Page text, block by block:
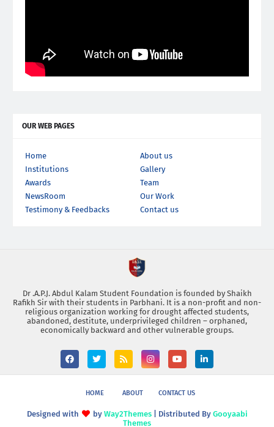
OUR WEB PAGES
Home
About us
Institutions
Gallery
Awards
Team
NewsRoom
Our Work
Testimony & Feedbacks
Contact us
Dr .A.P.J. Abdul Kalam Student Foundation is founded by Shaikh
Rafikh Sir with their students in Parbhani. It is a non-profit and non-
religious organization working for drought affected students,
abandoned, destitute, underprivileged children – orphaned,
economically backward and other vulnerable groups.
HOME ABOUT CONTACT US
Designed with by Way2Themes| Distributed By Gooyaabi
Themes